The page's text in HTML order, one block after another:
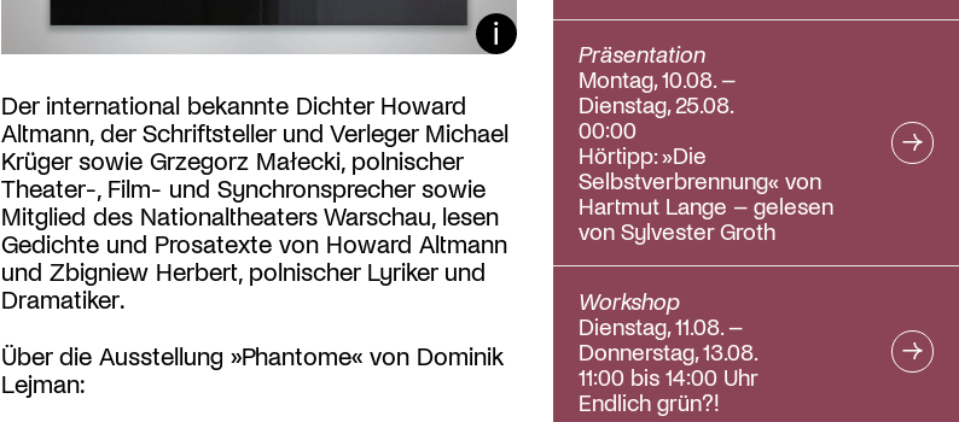
Bildunterschrift ein/
Der international bekannte Dichter Howard
Altmann, der Schriftsteller und Verleger Michael
Krüger sowie Grzegorz Małecki, polnischer
Theater-, Film- und Synchronsprecher sowie
Mitglied des Nationaltheaters Warschau, lesen
Gedichte und Prosatexte von Howard Altmann
und Zbigniew Herbert, polnischer Lyriker und
Dramatiker.
Über die Ausstellung »Phantome« von Dominik
Lejman:
Präsentation
Montag, 10.08. –
Dienstag, 25.08.
00:00
Hörtipp: »Die
Selbstverbrennung« von
Hartmut Lange – gelesen
von Sylvester Groth
Workshop
Dienstag, 11.08. –
Donnerstag, 13.08.
11:00 bis 14:00 Uhr
Endlich grün?!